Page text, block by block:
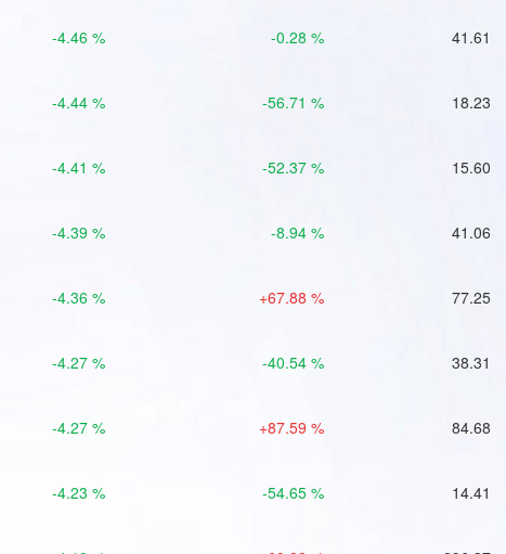
-4.46 % -0.28 % 41.61
-4.44 % -56.71 % 18.23
-4.41 % -52.37 % 15.60
-4.39 % -8.94 % 41.06
-4.36 % +67.88 % 77.25
-4.27 % -40.54 % 38.31
-4.27 % +87.59 % 84.68
-4.23 % -54.65 % 14.41